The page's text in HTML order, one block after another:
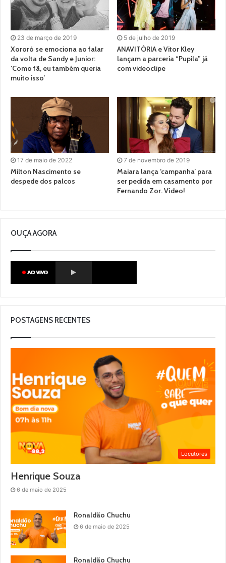
23 de março de 2019
Xororó se emociona ao falar
da volta de Sandy e Junior:
‘Como fã, eu também queria
muito isso’
5 de julho de 2019
ANAVITÓRIA e Vitor Kley
lançam a parceria “Pupila” já
com videoclipe
17 de maio de 2022
Milton Nascimento se
despede dos palcos
7 de novembro de 2019
Maiara lança ‘campanha’ para
ser pedida em casamento por
Fernando Zor. Vídeo!
OUÇA AGORA
POSTAGENS RECENTES
Locutores
Henrique Souza
6 de maio de 2025
Ronaldão Chuchu
6 de maio de 2025
Ronaldão Chuchu